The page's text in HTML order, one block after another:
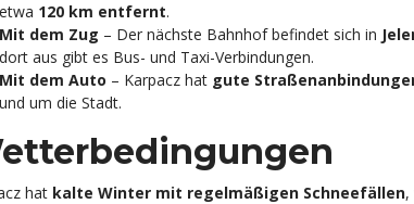
etwa 120 km entfernt.
Mit dem Zug – Der nächste Bahnhof befindet sich in
dort aus gibt es Bus- und Taxi-Verbindungen.
Mit dem Auto – Karpacz hat gute
und um die Stadt.
hat kalte Winter mit regelmäßigen Schneefällen,